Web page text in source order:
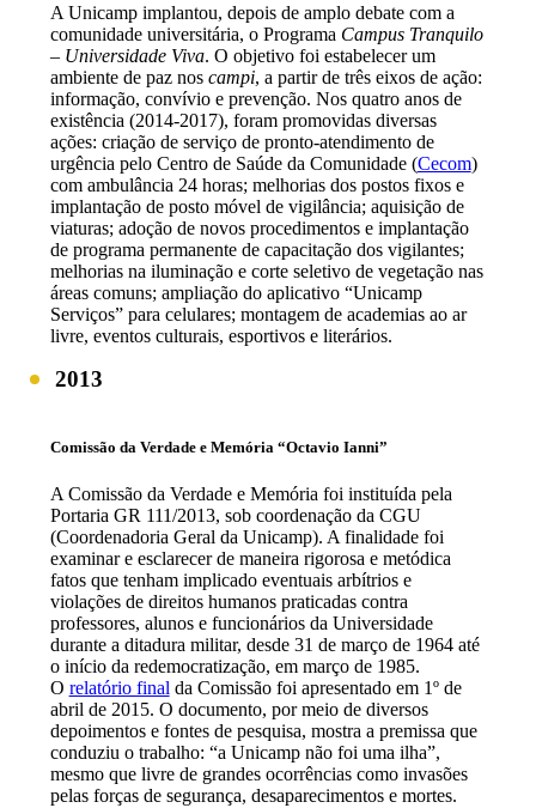
A Unicamp implantou, depois de amplo debate com a
comunidade universitária, o Programa Campus Tranquilo
– Universidade Viva. O objetivo foi estabelecer um
ambiente de paz nos campi, a partir de três eixos de ação:
informação, convívio e prevenção. Nos quatro anos de
existência (2014-2017), foram promovidas diversas
ações: criação de serviço de pronto-atendimento de
urgência pelo Centro de Saúde da Comunidade (Cecom)
com ambulância 24 horas; melhorias dos postos fixos e
implantação de posto móvel de vigilância; aquisição de
viaturas; adoção de novos procedimentos e implantação
de programa permanente de capacitação dos vigilantes;
melhorias na iluminação e corte seletivo de vegetação nas
áreas comuns; ampliação do aplicativo “Unicamp
Serviços” para celulares; montagem de academias ao ar
livre, eventos culturais, esportivos e literários.
2013
Comissão da Verdade e Memória “Octavio Ianni”
A Comissão da Verdade e Memória foi instituída pela
Portaria GR 111/2013, sob coordenação da CGU
(Coordenadoria Geral da Unicamp). A finalidade foi
examinar e esclarecer de maneira rigorosa e metódica
fatos que tenham implicado eventuais arbítrios e
violações de direitos humanos praticadas contra
professores, alunos e funcionários da Universidade
durante a ditadura militar, desde 31 de março de 1964 até
o início da redemocratização, em março de 1985.
O relatório final da Comissão foi apresentado em 1º de
abril de 2015. O documento, por meio de diversos
depoimentos e fontes de pesquisa, mostra a premissa que
conduziu o trabalho: “a Unicamp não foi uma ilha”,
mesmo que livre de grandes ocorrências como invasões
pelas forças de segurança, desaparecimentos e mortes.